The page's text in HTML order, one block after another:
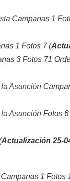
Campanas 1
1 Fotos 7 (
3 Fotos 71
Asunción
Asunción Fotos 6
Actualización 25-
Campanas 1 Fotos